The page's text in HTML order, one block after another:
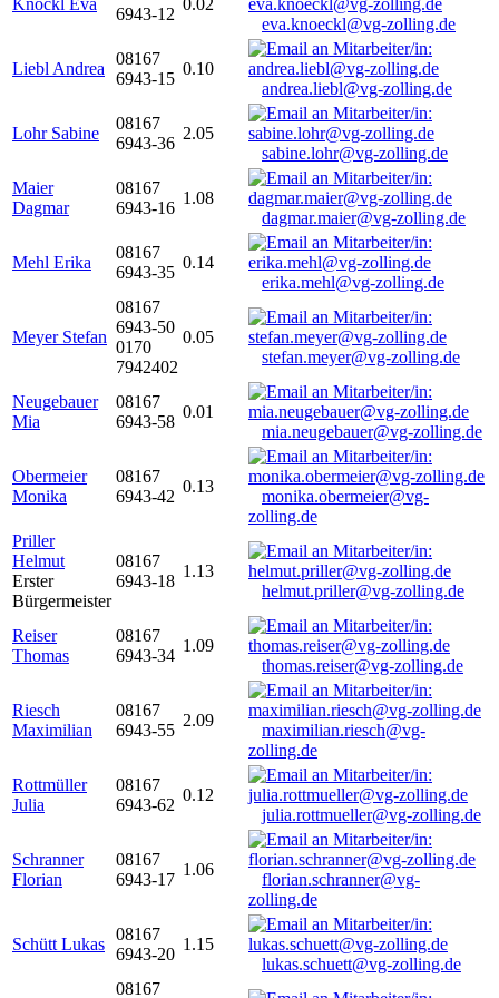
Knöckl Eva
6943-12
0.02
eva.knoeckl@vg-zolling.de
Liebl Andrea
08167
6943-15
0.10
andrea.liebl@vg-zolling.de
Lohr Sabine
08167
6943-36
2.05
sabine.lohr@vg-zolling.de
Maier
Dagmar
08167
6943-16
1.08
dagmar.maier@vg-zolling.de
Mehl Erika
08167
6943-35
0.14
erika.mehl@vg-zolling.de
Meyer Stefan
08167
6943-50
0170
7942402
0.05
stefan.meyer@vg-zolling.de
Neugebauer
Mia
08167
6943-58
0.01
mia.neugebauer@vg-zolling.de
Obermeier
Monika
08167
6943-42
0.13
monika.obermeier@vg-
zolling.de
Priller
Helmut
Erster
Bürgermeister
08167
6943-18
1.13
helmut.priller@vg-zolling.de
Reiser
Thomas
08167
6943-34
1.09
thomas.reiser@vg-zolling.de
Riesch
Maximilian
08167
6943-55
2.09
maximilian.riesch@vg-
zolling.de
Rottmüller
Julia
08167
6943-62
0.12
julia.rottmueller@vg-zolling.de
Schranner
Florian
08167
6943-17
1.06
florian.schranner@vg-
zolling.de
Schütt Lukas
08167
6943-20
1.15
lukas.schuett@vg-zolling.de
08167